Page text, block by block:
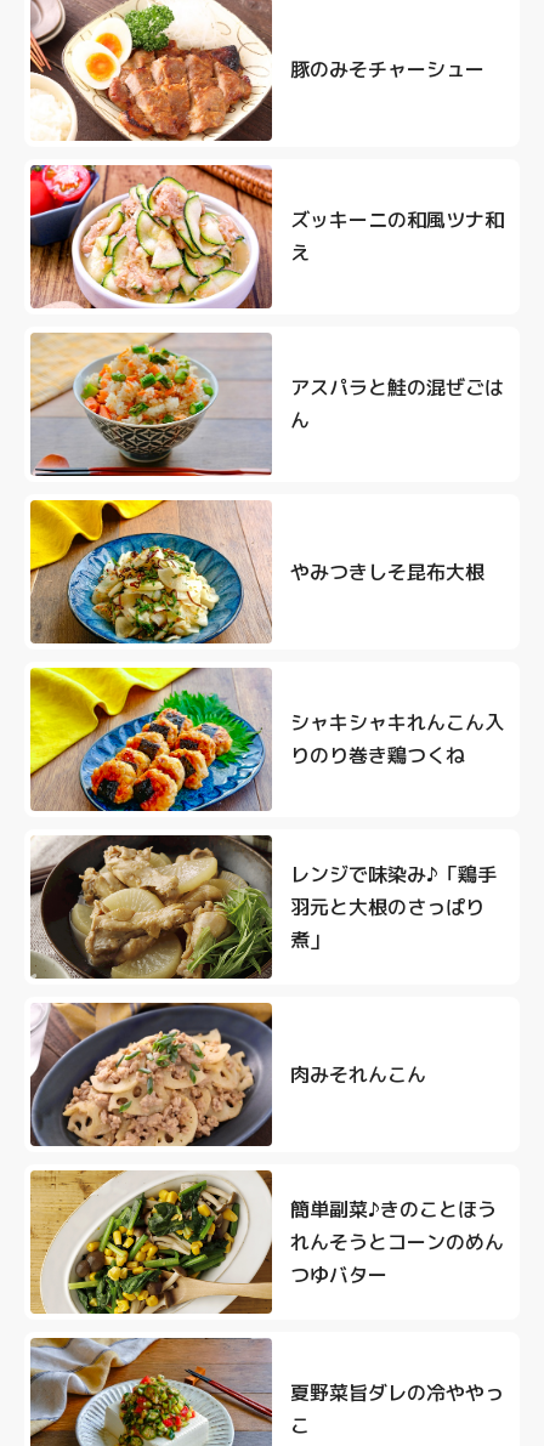
豚のみそチャーシュー
ズッキーニの和風ツナ和
え
アスパラと鮭の混ぜごは
ん
やみつきしそ昆布大根
シャキシャキれんこん入
りのり巻き鶏つくね
レンジで味染み♪「鶏手
羽元と大根のさっぱり
煮」
肉みそれんこん
簡単副菜♪きのことほう
れんそうとコーンのめん
つゆバター
夏野菜旨ダレの冷ややっ
こ